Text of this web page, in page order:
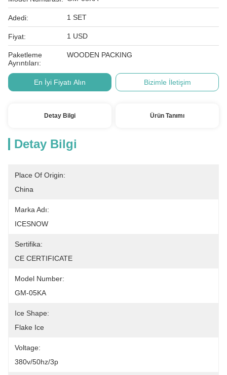
Adedi: 1 SET
Fiyat: 1 USD
Paketleme
Ayrıntıları:
WOODEN PACKING
En İyi Fiyatı Alın Bizimle İletişim
Detay Bilgi Ürün Tanımı
Detay Bilgi
Place Of Origin:
China
Marka Adı:
ICESNOW
Sertifika:
CE CERTIFICATE
Model Number:
GM-05KA
Ice Shape:
Flake Ice
Voltage:
380v/50hz/3p